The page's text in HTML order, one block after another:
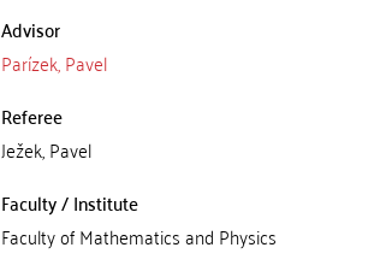
Advisor
Parízek, Pavel
Referee
Ježek, Pavel
Faculty / Institute
Faculty of Mathematics and Physics